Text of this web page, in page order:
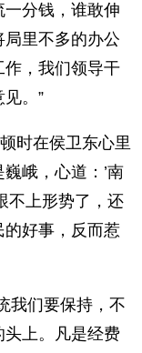
分钱，谁敢伸
里不多的办公
，我们领导干
。”
时在侯卫东心里
峨，心道：’南
不上形势了，还
好事，反而惹
我们要保持，不
上。凡是经费